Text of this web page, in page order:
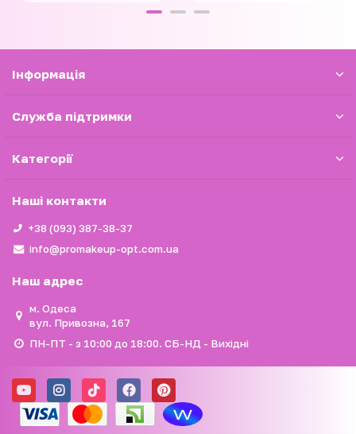
Iнформація
Служба підтримки
Категорії
Наші контакти
+38 (093) 387-38-37
info@promakeup-opt.com.ua
Наш адрес
м. Одеса
вул. Привозна, 167
ПН-ПТ - з 10:00 до 18:00. СБ-НД - Вихідні